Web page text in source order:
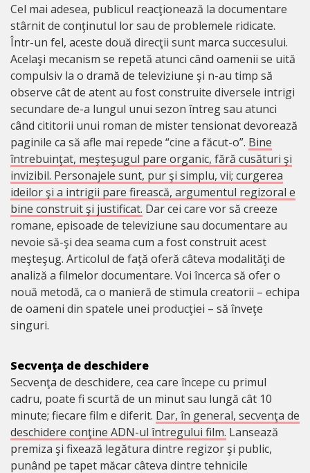
Cel mai adesea, publicul reacţionează la documentare
stârnit de conţinutul lor sau de problemele ridicate.
Într-un fel, aceste două direcţii sunt marca succesului.
Acelaşi mecanism se repetă atunci când oamenii se uită
compulsiv la o dramă de televiziune şi n-au timp să
observe cât de atent au fost construite diversele intrigi
secundare de-a lungul unui sezon întreg sau atunci
când cititorii unui roman de mister tensionat devorează
paginile ca să afle mai repede “cine a făcut-o”. Bine
întrebuinţat, meşteşugul pare organic, fără cusături şi
invizibil. Personajele sunt, pur şi simplu, vii; curgerea
ideilor şi a intrigii pare firească, argumentul regizoral e
bine construit şi justificat. Dar cei care vor să creeze
romane, episoade de televiziune sau documentare au
nevoie să-şi dea seama cum a fost construit acest
meşteşug. Articolul de faţă oferă câteva modalităţi de
analiză a filmelor documentare. Voi încerca să ofer o
nouă metodă, ca o manieră de stimula creatorii – echipa
de oameni din spatele unei producţiei – să înveţe
singuri.
Secvenţa de deschidere
Secvenţa de deschidere, cea care începe cu primul
cadru, poate fi scurtă de un minut sau lungă cât 10
minute; fiecare film e diferit. Dar, în general, secvenţa de
deschidere conţine ADN-ul întregului film. Lansează
premiza şi fixează legătura dintre regizor şi public,
punând pe tapet măcar câteva dintre tehnicile